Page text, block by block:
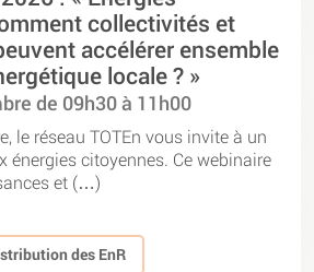
collectivités et
accélérer ensemble
locale ? »
de 09h30 à 11h00
le réseau TOTEn vous invite à un
énergies citoyennes. Ce webinaire
et (…)
des EnR